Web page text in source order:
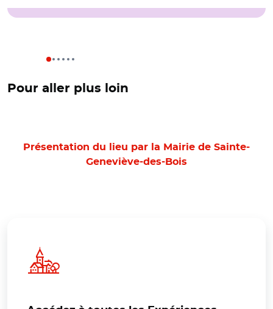
Pour aller plus loin
Présentation du lieu par la Mairie de Sainte-
Geneviève-des-Bois